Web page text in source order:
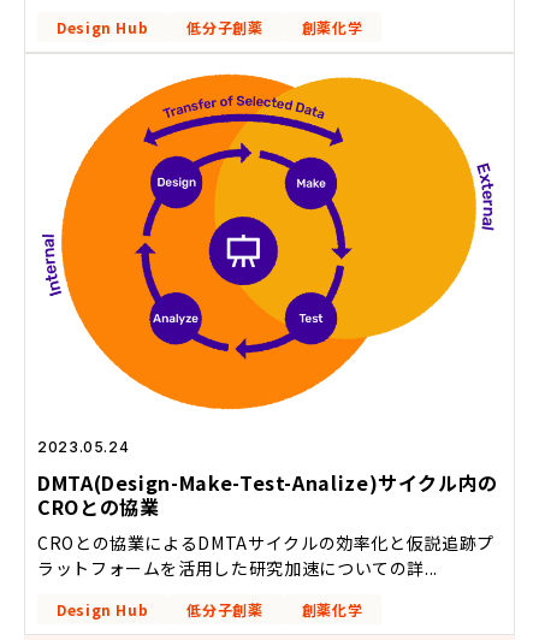
Design Hub 低分子創薬 創薬化学
2023.05.24
DMTA(Design-Make-Test-Analize)サイクル内の
CROとの協業
CROとの協業によるDMTAサイクルの効率化と仮説追跡プ
ラットフォームを活用した研究加速についての詳...
Design Hub 低分子創薬 創薬化学